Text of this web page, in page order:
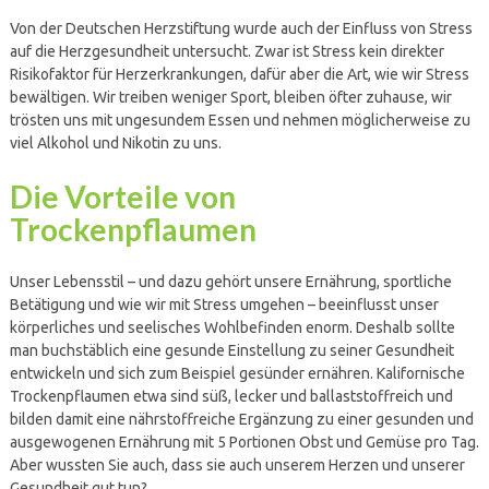
Von der Deutschen Herzstiftung wurde auch der Einfluss von Stress
auf die Herzgesundheit untersucht. Zwar ist Stress kein direkter
Risikofaktor für Herzerkrankungen, dafür aber die Art, wie wir Stress
bewältigen. Wir treiben weniger Sport, bleiben öfter zuhause, wir
trösten uns mit ungesundem Essen und nehmen möglicherweise zu
viel Alkohol und Nikotin zu uns.
Die Vorteile von
Trockenpflaumen
Unser Lebensstil – und dazu gehört unsere Ernährung, sportliche
Betätigung und wie wir mit Stress umgehen – beeinflusst unser
körperliches und seelisches Wohlbefinden enorm. Deshalb sollte
man buchstäblich eine gesunde Einstellung zu seiner Gesundheit
entwickeln und sich zum Beispiel gesünder ernähren. Kalifornische
Trockenpflaumen etwa sind süß, lecker und ballaststoffreich und
bilden damit eine nährstoffreiche Ergänzung zu einer gesunden und
ausgewogenen Ernährung mit 5 Portionen Obst und Gemüse pro Tag.
Aber wussten Sie auch, dass sie auch unserem Herzen und unserer